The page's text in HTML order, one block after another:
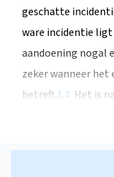
geschatte
ware incidentie
aandoening nogal
zeker wanneer
betreft.1,2 Het is